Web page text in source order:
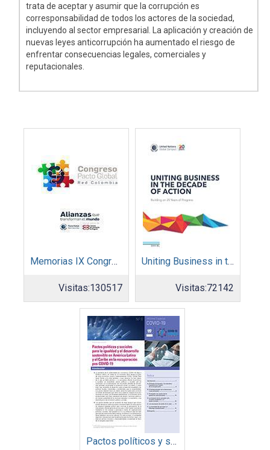
trata de aceptar y asumir que la corrupción es
corresponsabilidad de todos los actores de la sociedad,
incluyendo al sector empresarial. La aplicación y creación de
nuevas leyes anticorrupción ha aumentado el riesgo de
enfrentar consecuencias legales, comerciales y
reputacionales.
Memorias IX Congreso Pacto Global 2019
Visitas:130517
Uniting Business in the Decade of Action
Visitas:72142
Pactos políticos y sociales para la igualdad y el desarrollo sostenible en América Latina y el Caribe en la recuperación pos COVID-19